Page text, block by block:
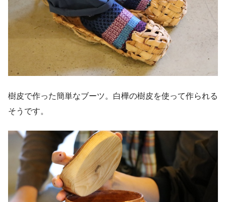
樹皮で作った簡単なブーツ。白樺の樹皮を使って作られる
そうです。